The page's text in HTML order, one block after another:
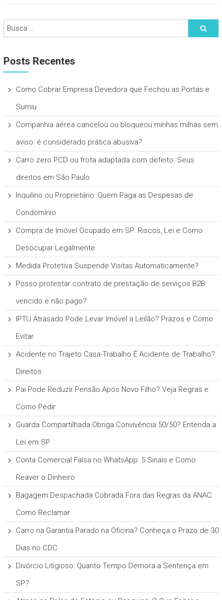
Posts Recentes
Como Cobrar Empresa Devedora que Fechou as Portas e
Sumiu
Companhia aérea cancelou ou bloqueou minhas milhas sem
aviso: é considerado prática abusiva?
Carro zero PCD ou frota adaptada com defeito: Seus
direitos em São Paulo
Inquilino ou Proprietário: Quem Paga as Despesas de
Condomínio
Compra de Imóvel Ocupado em SP: Riscos, Lei e Como
Desocupar Legalmente
Medida Protetiva Suspende Visitas Automaticamente?
Posso protestar contrato de prestação de serviços B2B
vencido e não pago?
IPTU Atrasado Pode Levar Imóvel a Leilão? Prazos e Como
Evitar
Acidente no Trajeto Casa-Trabalho É Acidente de Trabalho?
Direitos
Pai Pode Reduzir Pensão Após Novo Filho? Veja Regras e
Como Pedir
Guarda Compartilhada Obriga Convivência 50/50? Entenda a
Lei em SP
Conta Comercial Falsa no WhatsApp: 5 Sinais e Como
Reaver o Dinheiro
Bagagem Despachada Cobrada Fora das Regras da ANAC:
Como Reclamar
Carro na Garantia Parado na Oficina? Conheça o Prazo de 30
Dias no CDC
Divórcio Litigioso: Quanto Tempo Demora a Sentença em
SP?